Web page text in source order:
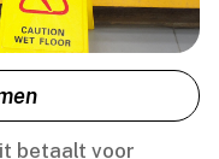
betaalt voor